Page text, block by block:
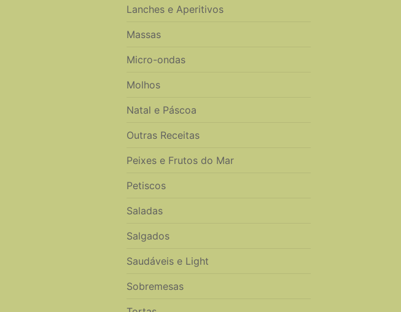
Lanches e Aperitivos
Massas
Micro-ondas
Molhos
Natal e Páscoa
Outras Receitas
Peixes e Frutos do Mar
Petiscos
Saladas
Salgados
Saudáveis e Light
Sobremesas